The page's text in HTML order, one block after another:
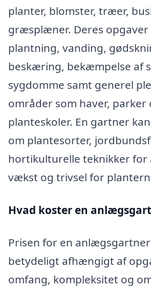
planter, blomster, træer,
græsplæner. Deres
plantning, vanding,
beskæring, bekæmpelse af
sygdomme samt generel
områder som haver, parker
planteskoler. En gartner
om plantesorter,
hortikulturelle teknikker for
vækst og trivsel for
Hvad koster en
Prisen for en
betydeligt afhængigt af
omfang, kompleksitet og